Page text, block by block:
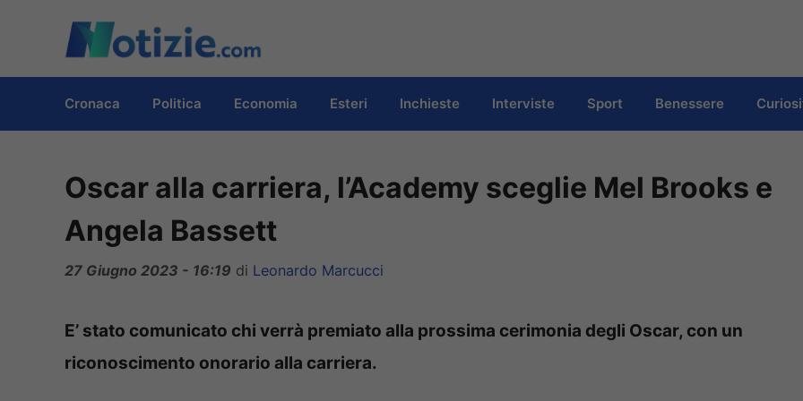
contenuto
Cronaca Politica Economia Esteri Inchieste Interviste Sport Benessere
Oscar alla carriera, l’Academy sceglie Mel Brooks e
Angela Bassett
27 Giugno 2023 - 16:19 di Leonardo Marcucci
E’ stato comunicato chi verrà premiato alla prossima cerimonia degli Oscar, con un
riconoscimento onorario alla carriera.